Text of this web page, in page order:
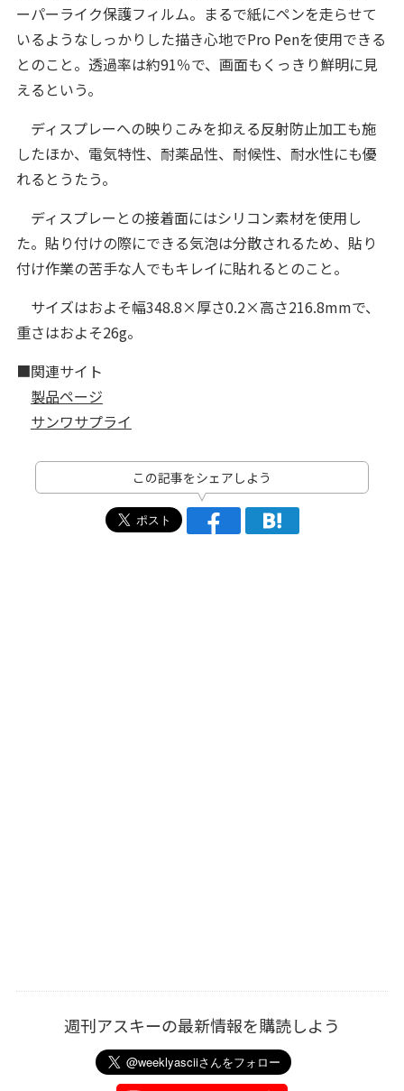
ーパーライク保護フィルム。まるで紙にペンを走らせて
いるようなしっかりした描き心地でPro Penを使用できる
とのこと。透過率は約91％で、画面もくっきり鮮明に見
えるという。
ディスプレーへの映りこみを抑える反射防止加工も施
したほか、電気特性、耐薬品性、耐候性、耐水性にも優
れるとうたう。
ディスプレーとの接着面にはシリコン素材を使用し
た。貼り付けの際にできる気泡は分散されるため、貼り
付け作業の苦手な人でもキレイに貼れるとのこと。
サイズはおよそ幅348.8×厚さ0.2×高さ216.8mmで、
重さはおよそ26g。
■関連サイト
製品ページ
サンワサプライ
この記事をシェアしよう
週刊アスキーの最新情報を購読しよう